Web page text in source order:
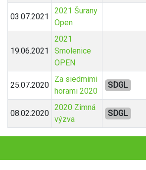
03.07.2021
2021 Šurany
Open
19.06.2021
2021
Smolenice
OPEN
25.07.2020
Za siedmimi
horami 2020
SDGL
08.02.2020
2020 Zimná
výzva
SDGL